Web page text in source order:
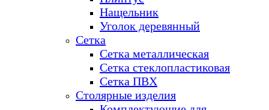
Нащельник
Уголок деревянный
Сетка
Сетка металлическая
Сетка стеклопластиковая
Сетка ПВХ
Столярные изделия